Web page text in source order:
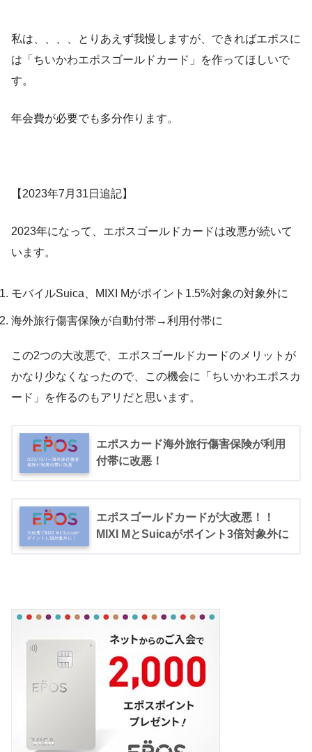
私は、、、、とりあえず我慢しますが、できればエポスに
は「ちいかわエポスゴールドカード」を作ってほしいで
す。
年会費が必要でも多分作ります。
【2023年7月31日追記】
2023年になって、エポスゴールドカードは改悪が続いて
います。
モバイルSuica、MIXI Mがポイント1.5%対象の対象外に
海外旅行傷害保険が自動付帯→利用付帯に
この2つの大改悪で、エポスゴールドカードのメリットが
かなり少なくなったので、この機会に「ちいかわエポスカ
ード」を作るのもアリだと思います。
エポスカード海外旅行傷害保険が利用
付帯に改悪！
エポスゴールドカードが大改悪！！
MIXI MとSuicaがポイント3倍対象外に